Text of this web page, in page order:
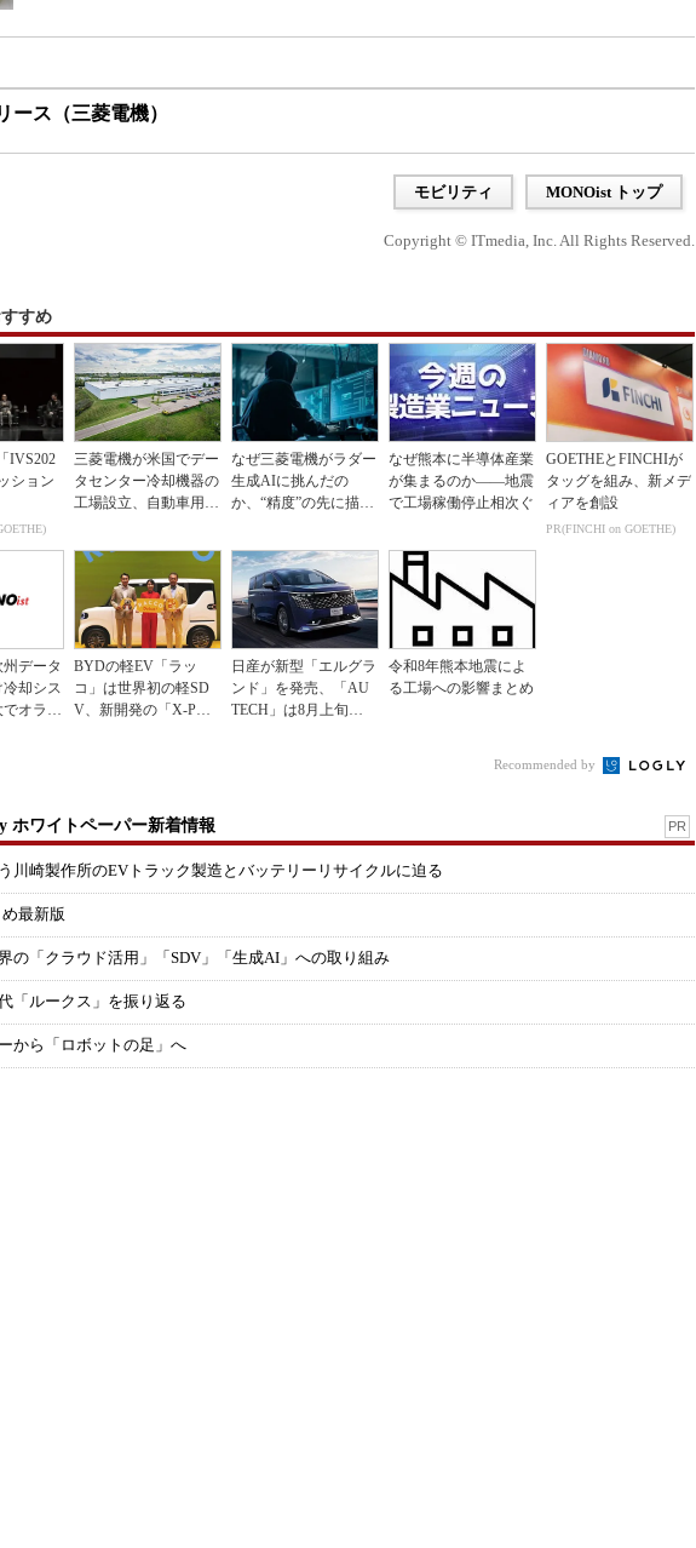
ース（三菱電機）
モビリティ MONOist トップ
Copyright © ITmedia, Inc. All Rights Reserved.
すめ
IVS202
ション
三菱電機が米国でデー
タセンター冷却機器の
工場設立、自動車用電
なぜ三菱電機がラダー
生成AIに挑んだの
か、“精度”の先に描く
なぜ熊本に半導体産業
が集まるのか――地震
で工場稼働停止相次ぐ
GOETHEとFINCHIが
タッグを組み、新メデ
ィアを創設
PR(FINCHI on GOETHE)
データ
却シス
オラン
BYDの軽EV「ラッ
コ」は世界初の軽SD
V、新開発の「X-PAC
日産が新型「エルグラ
ンド」を発売、「AU
TECH」は8月上旬に
令和8年熊本地震によ
る工場への影響まとめ
Recommended by
ホワイトペーパー新着情報 PR
川崎製作所のEVトラック製造とバッテリーリサイクルに迫る
最新版
の「クラウド活用」「SDV」「生成AI」への取り組み
「ルークス」を振り返る
から「ロボットの足」へ